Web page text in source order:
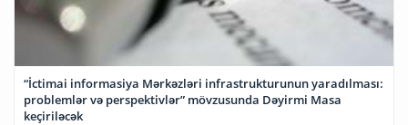
“İctimai informasiya Mərkəzləri infrastrukturunun yaradılması:
problemlər və perspektivlər” mövzusunda Dəyirmi Masa
keçiriləcək